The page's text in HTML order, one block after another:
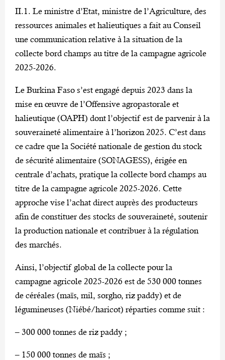
II.1. Le ministre d’Etat, ministre de l’Agriculture, des
ressources animales et halieutiques a fait au Conseil
une communication relative à la situation de la
collecte bord champs au titre de la campagne agricole
2025-2026.
Le Burkina Faso s’est engagé depuis 2023 dans la
mise en œuvre de l’Offensive agropastorale et
halieutique (OAPH) dont l’objectif est de parvenir à la
souveraineté alimentaire à l’horizon 2025. C’est dans
ce cadre que la Société nationale de gestion du stock
de sécurité alimentaire (SONAGESS), érigée en
centrale d’achats, pratique la collecte bord champs au
titre de la campagne agricole 2025-2026. Cette
approche vise l’achat direct auprès des producteurs
afin de constituer des stocks de souveraineté, soutenir
la production nationale et contribuer à la régulation
des marchés.
Ainsi, l’objectif global de la collecte pour la
campagne agricole 2025-2026 est de 530 000 tonnes
de céréales (maïs, mil, sorgho, riz paddy) et de
légumineuses (Niébé/haricot) réparties comme suit :
– 300 000 tonnes de riz paddy ;
– 150 000 tonnes de maïs ;